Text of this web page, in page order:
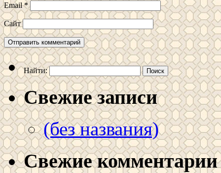
Email*
Сайт
Найти:
Свежие записи
(без названия)
Свежие комментарии